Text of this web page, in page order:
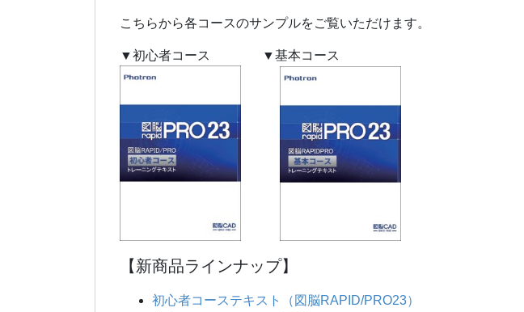
こちらから各コースのサンプルをご覧いただけます。
▼初心者コース ▼基本コース
【新商品ラインナップ】
初心者コーステキスト（図脳RAPID/PRO23）